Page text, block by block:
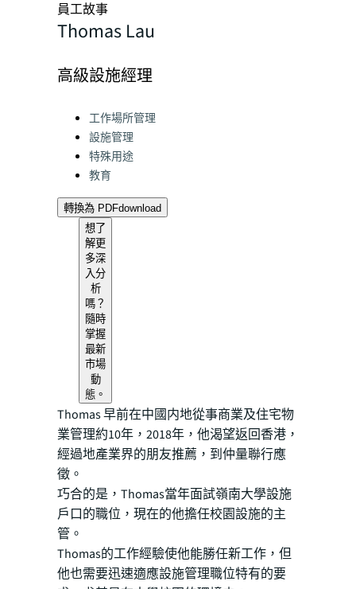
員工故事
Thomas Lau
高級設施經理
Categories:
工作場所管理
設施管理
特殊用途
教育
轉換為 PDFdownload
想了
解更
多深
入分
析
嗎？
隨時
掌握
最新
市場
動
態。
Thomas 早前在中國内地從事商業及住宅物
業管理約10年，2018年，他渴望返回香港，
經過地產業界的朋友推薦，到仲量聯行應
徵。
巧合的是，Thomas當年面試嶺南大學設施
戶口的職位，現在的他擔任校園設施的主
管。
Thomas的工作經驗使他能勝任新工作，但
他也需要迅速適應設施管理職位特有的要